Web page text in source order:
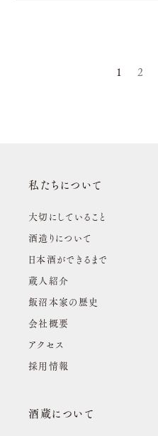
1 2
私たちについて
大切にしていること
酒造りについて
日本酒ができるまで
蔵人紹介
飯沼本家の歴史
会社概要
アクセス
採用情報
酒蔵について